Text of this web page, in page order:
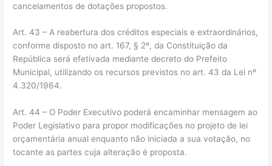
cancelamentos de dotações propostos.
Art. 43 – A reabertura dos créditos especiais e extraordinários,
conforme disposto no art. 167, § 2º, da Constituição da
República será efetivada mediante decreto do Prefeito
Municipal, utilizando os recursos previstos no art. 43 da Lei nº
4.320/1964.
Art. 44 – O Poder Executivo poderá encaminhar mensagem ao
Poder Legislativo para propor modificações no projeto de lei
orçamentária anual enquanto não iniciada a sua votação, no
tocante as partes cuja alteração é proposta.